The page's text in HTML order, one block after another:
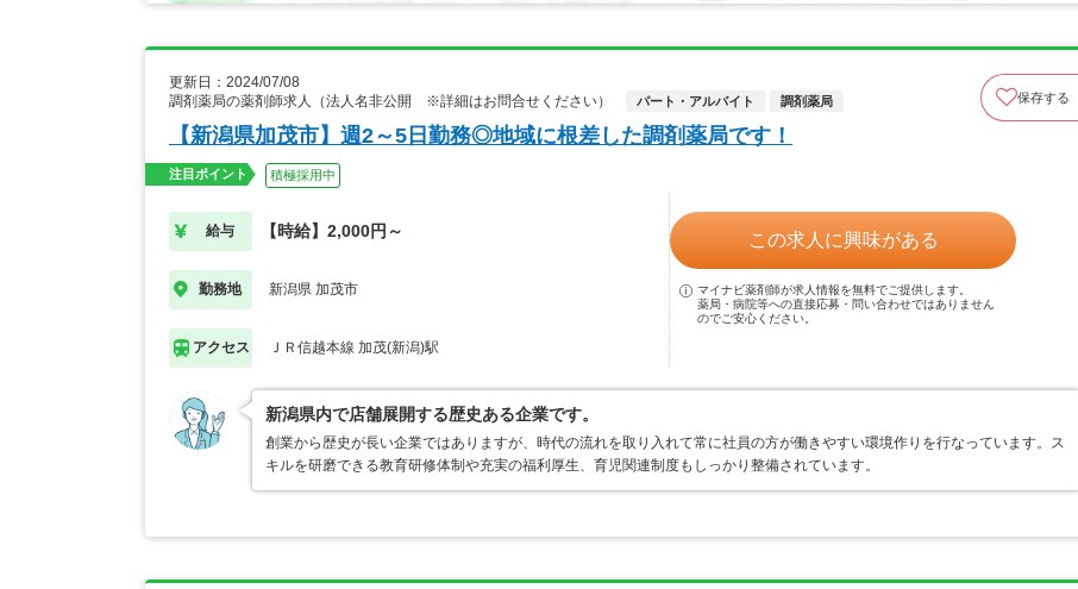
更新日：2024/07/08
調剤薬局の薬剤師求人（法人名非公開 ※詳細はお問合せください）
パート・アルバイト 調剤薬局 保存する
【新潟県加茂市】週2～5日勤務◎地域に根差した調剤薬局です！
注目ポイント 積極採用中
給与 【時給】2,000円～
勤務地 新潟県 加茂市
アクセス ＪＲ信越本線 加茂(新潟)駅
この求人に興味がある
マイナビ薬剤師が求人情報を無料でご提供します。
薬局・病院等への直接応募・問い合わせではありません
のでご安心ください。
新潟県内で店舗展開する歴史ある企業です。
創業から歴史が長い企業ではありますが、時代の流れを取り入れて常に社員の方が働きやすい環境作りを行なっています。ス
キルを研磨できる教育研修体制や充実の福利厚生、育児関連制度もしっかり整備されています。